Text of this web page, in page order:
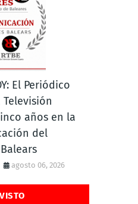
El Periódico
Televisión
años en la
del
agosto 06, 2026